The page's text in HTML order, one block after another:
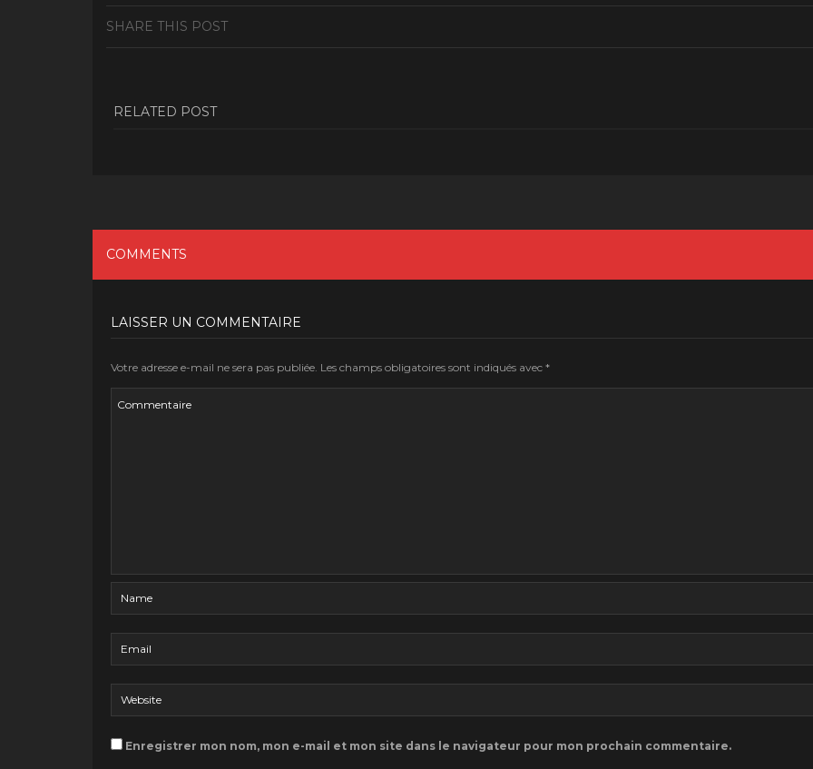
SHARE THIS POST
RELATED POST
COMMENTS
LAISSER UN COMMENTAIRE
Votre adresse e-mail ne sera pas publiée. Les champs obligatoires sont indiqués avec *
Enregistrer mon nom, mon e-mail et mon site dans le navigateur pour mon prochain commentaire.